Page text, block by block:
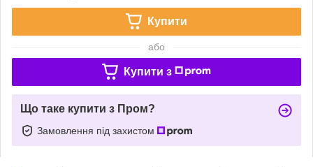
Купити
або
Купити з
Що таке купити з Пром?
Замовлення під захистом